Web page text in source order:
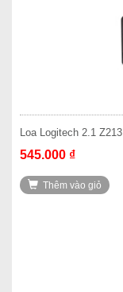
Loa Logitech 2.1 Z213
545.000 ₫
Thêm vào giỏ